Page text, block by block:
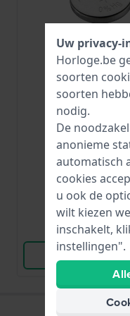
R335
335 /
€ 5,-
● Op
Bekijk
Uw privacy-
Horloge.be
soorten
soorten
nodig.
De
anonieme
automatisch
cookies
u ook de
wilt kiezen
inschakelt,
instellingen".